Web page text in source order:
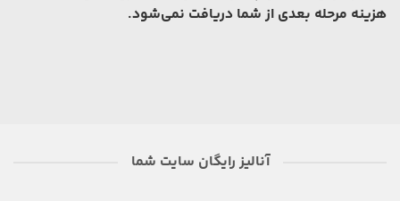
هزینه مرحله بعدی از شما دریافت نمی‌شود.
آنالیز رایگان سایت شما